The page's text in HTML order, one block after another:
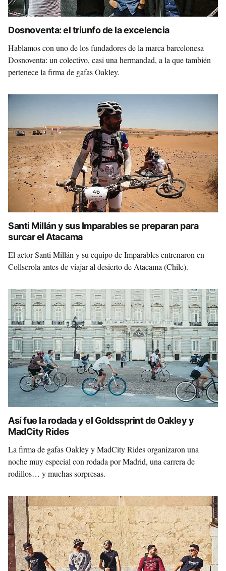
Dosnoventa: el triunfo de la excelencia
Hablamos con uno de los fundadores de la marca barcelonesa
Dosnoventa: un colectivo, casi una hermandad, a la que también
pertenece la firma de gafas Oakley.
Santi Millán y sus Imparables se preparan para
surcar el Atacama
El actor Santi Millán y su equipo de Imparables entrenaron en
Collserola antes de viajar al desierto de Atacama (Chile).
Así fue la rodada y el Goldssprint de Oakley y
MadCity Rides
La firma de gafas Oakley y MadCity Rides organizaron una
noche muy especial con rodada por Madrid, una carrera de
rodillos… y muchas sorpresas.